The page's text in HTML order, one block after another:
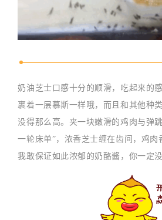
奶油芝士口感十分的顺滑，吃起来的
裹着一层慕斯一样哦，而且和其他种
没得那么高。夹一块嫩滑的鸡肉与弹
一轮床单”，浓香芝士缠在齿间，鸡肉
我敢保证如此浓郁的奶酪酱，你一定没